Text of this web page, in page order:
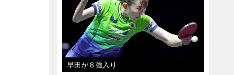
早田が８強入り